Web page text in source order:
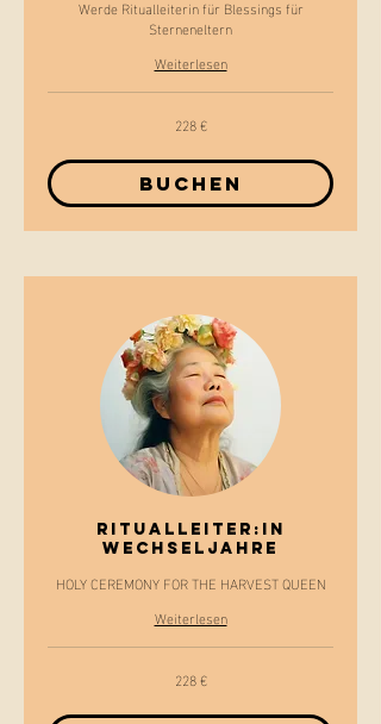
Werde Ritualleiterin für Blessings für
Sterneneltern
Weiterlesen
228 €
Buchen
Ritualleiter:In
WECHSELJAHRE
HOLY CEREMONY FOR THE HARVEST QUEEN
Weiterlesen
228 €